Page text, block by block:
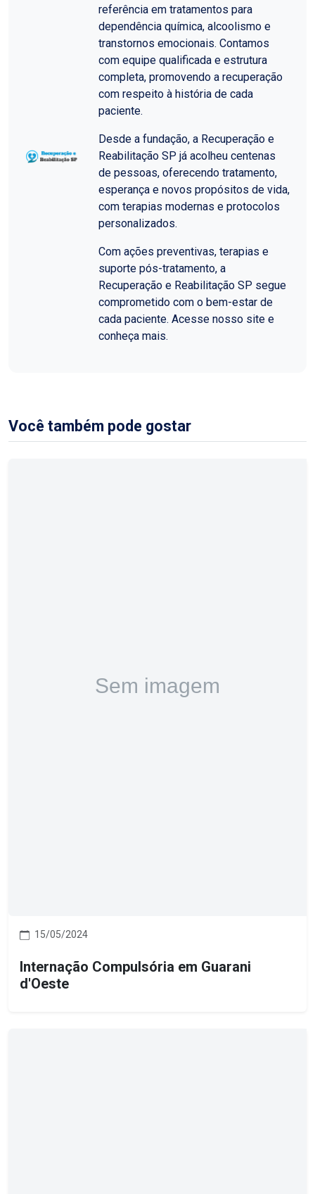
referência em tratamentos para
dependência química, alcoolismo e
transtornos emocionais. Contamos
com equipe qualificada e estrutura
completa, promovendo a recuperação
com respeito à história de cada
paciente.
Desde a fundação, a Recuperação e
Reabilitação SP já acolheu centenas
de pessoas, oferecendo tratamento,
esperança e novos propósitos de vida,
com terapias modernas e protocolos
personalizados.
Com ações preventivas, terapias e
suporte pós-tratamento, a
Recuperação e Reabilitação SP segue
comprometido com o bem-estar de
cada paciente. Acesse nosso site e
conheça mais.
Você também pode gostar
15/05/2024
Internação Compulsória em Guarani
d'Oeste